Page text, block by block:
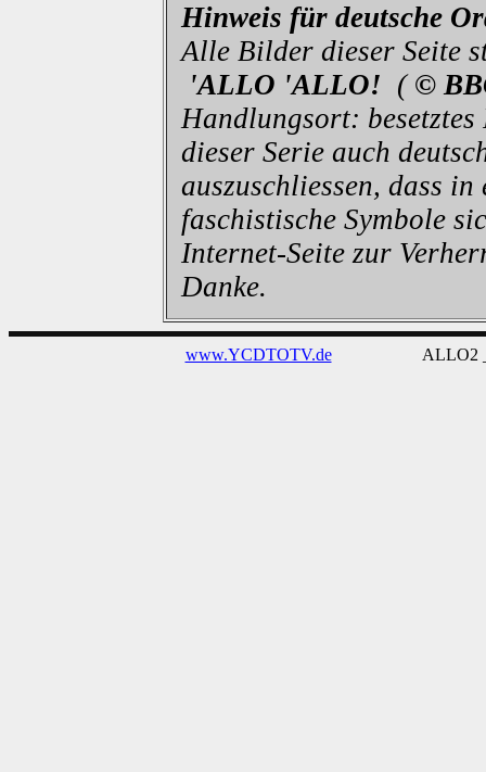
Hinweis für deutsche
Alle Bilder dieser Seite
'ALLO 'ALLO! ( ©
Handlungsort:
dieser Serie auch
auszuschliessen, dass in
faschistische Symbole
Internet-Seite zur
Danke.
www.YCDTOTV.deALLO2 _